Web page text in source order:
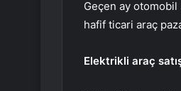
Geçen ay otomobil
hafif ticari araç
Elektrikli araç